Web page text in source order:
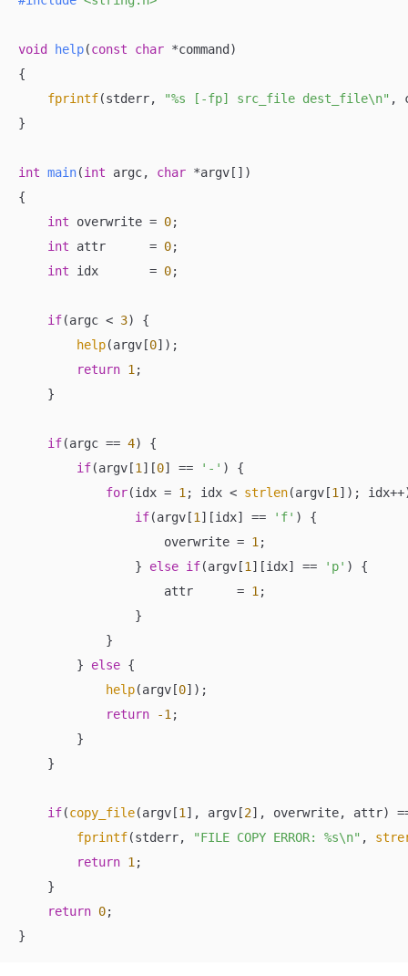
void help(const char *command)
{
fprintf(stderr, "%s [-fp] src_file dest_file\n" ,
}
int main(int argc, char *argv[])
{
int overwrite = 0;
int attr      = 0;
int idx       = 0;
if(argc < 3) {
help(argv[0]);
return 1 ;
    }
if(argc == 4) {
if(argv[1 ][0] == '-' ) {
for(idx = 1 ; idx < strlen(argv[1 ]);
if(argv[1 ][idx] == 'f' ) {
                    overwrite =
1 ;
                }
else if(argv[1 ][idx] == 'p' ) {
                    attr      =
1 ;
                }
            }
        }
else {
help(argv[0]);
return
-1 ;
        }
    }
if(copy_file(argv[1 ], argv[2], overwrite, attr)
fprintf(stderr, "FILE COPY ERROR: %s\n" ,
return 1 ;
    }
return 0;
}